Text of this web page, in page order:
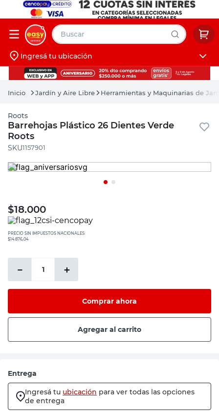
Buscar
Iniciá sesión
Ingresá tu ubicación
Jardín y Aire Libre Herramientas y Maquinarias de
Roots
Barrehojas Plástico 26 Dientes Verde
Roots
:1157901
$18.000
PRECIO SIN IMPUESTOS NACIONALES:
$14.876,04
＋
－
Comprar ahora
Agregar al carrito
Entrega
Ingresá tu ubicación para ver todas las opciones
de entrega
muebles
pintura
escritorio
puertas
placard